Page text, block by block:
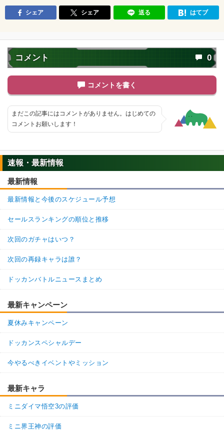
シェア シェア 送る はてブ
コメント 0
コメントを書く
まだこの記事にはコメントがありません。はじめての
コメントお願いします！
速報・最新情報
最新情報
最新情報と今後のスケジュール予想
セールスランキングの順位と推移
次回のガチャはいつ？
次回の再録キャラは誰？
ドッカンバトルニュースまとめ
最新キャンペーン
夏休みキャンペーン
ドッカンスペシャルデー
今やるべきイベントやミッション
最新キャラ
ミニダイマ悟空3の評価
ミニ界王神の評価